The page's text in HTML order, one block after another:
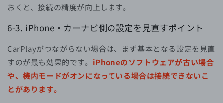
おくと、接続の精度が向上します。
6-3. iPhone・カーナビ側の設定を見直すポイント
CarPlayがつながらない場合は、まず基本となる設定を見直
すのが最も効果的です。 iPhoneのソフトウェアが古い場合
や、機内モードがオンになっている場合は接続できないこ
とがあります。